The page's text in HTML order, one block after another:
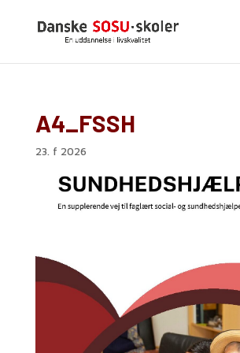
A4_FSSH
23. f 2026